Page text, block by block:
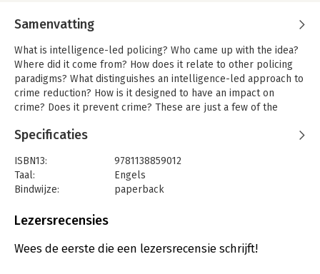
Samenvatting
What is intelligence-led policing? Who came up with the idea?
Where did it come from? How does it relate to other policing
paradigms? What distinguishes an intelligence-led approach to
crime reduction? How is it designed to have an impact on
crime? Does it prevent crime? These are just a few of the
This revised and updated second edition includes new case
data, and a new chapter examining the expanding role of
technology and big data in intelligence-led policing. Most
importantly, the author builds upon an updated definition of
capable of encompassing more operational police activity than
Topics covered in this book include:
Specificaties
ISBN13:
9781138859012
Taal:
Engels
Bindwijze:
paperback
Uitgever:
Verschijningsdatum:
13-4-2016
Lezersrecensies
Wees de eerste die een lezersrecensie schrijft!